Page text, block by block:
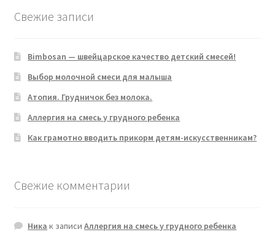
Свежие записи
Bimbosan — швейцарское качество детский смесей!
Выбор молочной смеси для малыша
Атопия. Грудничок без молока.
Аллергия на смесь у грудного ребенка
Как грамотно вводить прикорм детям-искусственникам?
Свежие комментарии
Ника к записиАллергия на смесь у грудного ребенка